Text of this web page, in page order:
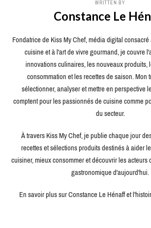
WRITTEN BY
Constance Le
Fondatrice de Kiss My Chef, média digital
cuisine et à l'art de vivre gourmand, je couvre
innovations culinaires, les nouveaux produits,
consommation et les recettes de saison. Mon
sélectionner, analyser et mettre en perspective
comptent pour les passionnés de cuisine comme
du secteur.
À travers Kiss My Chef, je publie chaque jour
recettes et sélections produits destinés à aider
cuisiner, mieux consommer et découvrir les
gastronomique d'aujourd'hui.
En savoir plus sur Constance Le Hénaff et